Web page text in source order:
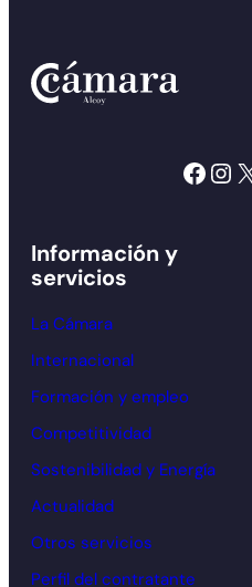
Facebook Instagram X
Información y
servicios
La Cámara
Internacional
Formación y empleo
Competitividad
Sostenibilidad y Energía
Actualidad
Otros servicios
Perfil del contratante